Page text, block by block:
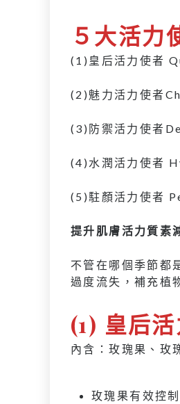
５大活力
(1)皇后活力使者
(2)魅力活力使者
(3)防禦活力使者
(4)水潤活力使者
(5)駐顏活力使者
提升肌膚活力質素
不管在哪個季節都
過度流失，補充植
(1) 皇后
內含：玫瑰果、玫
玫瑰果有效控